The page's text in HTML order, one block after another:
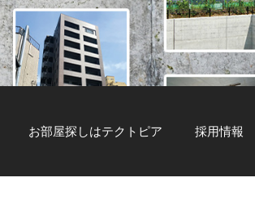
お部屋探しはテクトピア 採用情報